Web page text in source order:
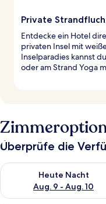
Private
Entdecke ein Hotel
privaten Insel mit
Inselparadies kannst
oder am Strand Yoga
Überprüfe die
Heute Nacht
Aug. 9 - Aug. 10
Überprüfe die